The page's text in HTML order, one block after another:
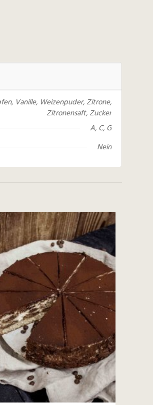
Vanille, Weizenpuder, Zitrone,
Zitronensaft, Zucker
A, C, G
Nein